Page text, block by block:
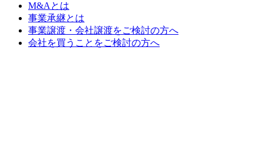
M&Aとは
事業承継とは
事業譲渡・会社譲渡をご検討の方へ
会社を買うことをご検討の方へ